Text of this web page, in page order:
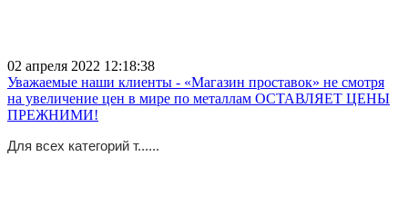
02 апреля 2022 12:18:38
Уважаемые наши клиенты - «Магазин проставок» не смотря
на увеличение цен в мире по металлам ОСТАВЛЯЕТ ЦЕНЫ
ПРЕЖНИМИ!
Для всех категорий т......